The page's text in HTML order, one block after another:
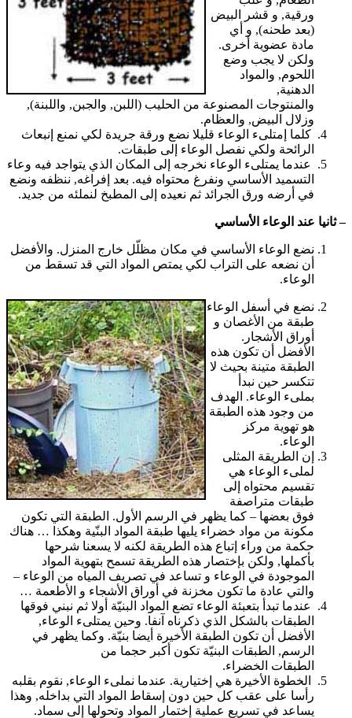
ورقية, و قشر البيض
(بعد طحنه), و أي
مادة عضوية أخرى.
ولكن لا يجب وضع
اللحوم, والمواد
الدهنية,
والمنتوجات المصنوعة من الحليب (اللبن, والجبن, واللبنة),
وزلال البيض, والعظام.
كلما إمتلىء الوعاء قليلا نضع ورقة جريدة لكي نمنع إنبعاث
الرائحة ولكي نفصل الوعاء إلى طبقات.
عندما يمتلىء الوعاء نخرجه إلى المكان الذي يتواجد فيه وعاء
التسميد الأساسي ونفرغ محتواه فيه. بعد إفراغه, ننظفه ونضع
في أرضه ورق الجرائد ثم نعيده إلى المطبخ لنملئه من جديد.
– ثانيا عند الوعاء الأساسي
نضع الوعاء الأساسي في مكان مظلّل خارج المنزل. والأفضل
أن نضعه على التراب لكي يمتص المواد التي قد تسقط من
الوعاء.
نضع في أسفل الوعاء
طبقة من الأغصان و
أوراق الأشجار.
الأفضل أن تكون هذه
الطبقة متينة بحيث لا
تتكسر حين نبدأ
بملىء الوعاء. الهدف
من وجود هذه الطبقة
هو تهوية مركز
الوعاء.
إن الطريقة المثلى
لملىء الوعاء هي
تقسيم محتواه إلى
طبقات متراصفة
فوق بعضها – كما يظهر في الرسم الأول. الطبقة التي تكون
مكونة من مواد خضراء يليها طبقة المواد البنّية وهكذا … هناك
حكمة من وراء إتباع هذه الطريقة لكنه لا يسعنا شرحها
بأكملها, ولكن بإختصار هذه الطريقة تسمح بتهوية المواد
الموجودة في الوعاء و تساعد في تصريف المياه من الوعاء –
والتي عادة ما تكون مخزنة في أوراق الأشجاء و الأطعمة …
عندما تبدأ بتعبئة الوعاء تضع المواد البنيّة أولا ثم نبني فوقها
الطبقات بالشكل الذي ذكرناه آنفا. وحين يمتلىء الوعاء,
الأفضل أن تكون الطبقة الأخيرة أيضا بنيّة. وكما يظهر في
الرسم, الطبقات البنيّة تكون أكبر حجما من
الطبقات الخضراء.
الخطوة الأخيرة هي إختيارية. عندما نملىء الوعاء, نقوم بقلبه
رأسا على عقب كل حين دون إسقاط المواد التي بداخله, وهذا
يساعد في تسريع عملية إختمار المواد وتحولها إلى سماد.